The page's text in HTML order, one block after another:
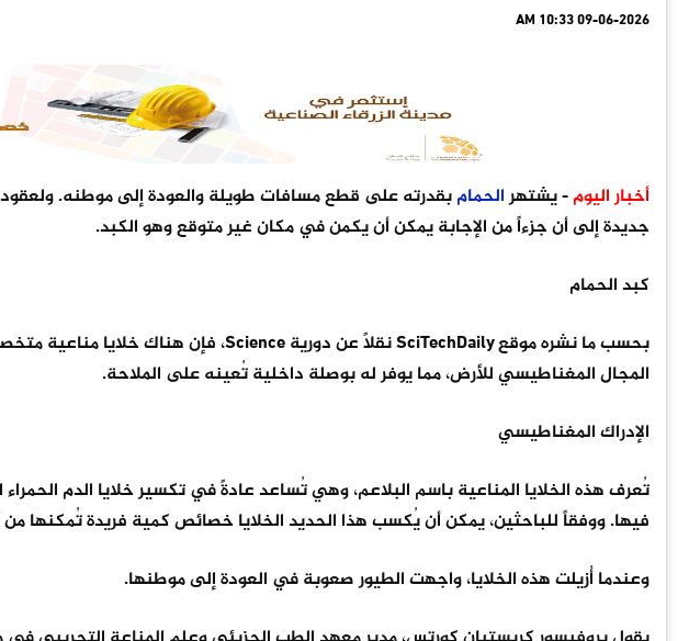
09-06-2026 10:33 AM
أخبار اليوم- يشتهرالحمامبقدرته على قطع مسافات طويلة والعودة إلى موطنه.
جديدة إلى أن جزءاً من الإجابة يمكن أن يكمن في مكان غير متوقع وهو الكبد.
كبد الحمام
بحسب ما نشره موقع SciTechDaily نقلاً عن دورية Science، فإن هناك خلايا مناعية متخصصة في كبد
المجال المغناطيسي للأرض، مما يوفر له بوصلة داخلية تُعينه على الملاحة.
الإدراك المغناطيسي
تُعرف هذه الخلايا المناعية باسم البلاعم، وهي تُساعد عادةً في تكسير خلايا الدم الحمراء
فيها. ووفقاً للباحثين، يمكن أن يُكسب هذا الحديد الخلايا خصائص كمية فريدة تُمكنها من
وعندما أُزيلت هذه الخلايا، واجهت الطيور صعوبة في العودة إلى موطنها.